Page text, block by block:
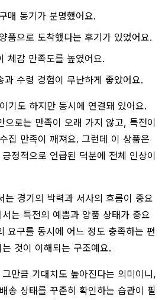
매 동기가 분명했어요.
품으로 도착했다는 후기가 있었어요.
체감 만족도를 높였어요.
과 수령 경험이 무난하게 좋았어요.
기도 하지만 동시에 연결돼 있어요.
으로는 만족이 오래 가지 않고, 특전이
집 만족이 깨져요. 그런데 이 상품은
정적으로 언급된 덕분에 전체 인상이
는 경기의 박력과 서사의 흐름이 중요
는 특전의 예쁨과 양품 상태가 중요
요구를 동시에 어느 정도 충족하는 편
것이 이해되는 구조예요.
만큼 기대치도 높아진다는 의미이니,
송 상태를 꾸준히 확인하는 습관이 필